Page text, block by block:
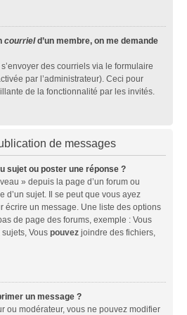
courrield’un membre, on me demande
des courriels via le formulaire
par l’administrateur). Ceci pour
de la fonctionnalité par les invités.
de messages
sujet ou poster une réponse ?
» depuis la page d’un forum ou
d’un sujet. Il se peut que vous ayez
écrire un message. Une liste des options
de page des forums, exemple : Vous
Vous pouvez joindre des fichiers,
un message ?
ou modérateur, vous ne pouvez modifier